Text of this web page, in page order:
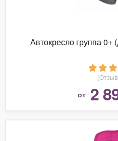
Автокресло группа 0+
от 2